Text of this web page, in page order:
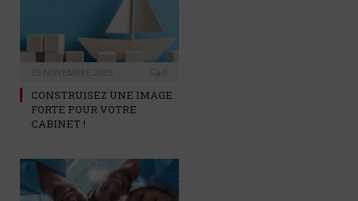
CONSTRUISEZ UNE IMAGE
FORTE POUR VOTRE
CABINET !